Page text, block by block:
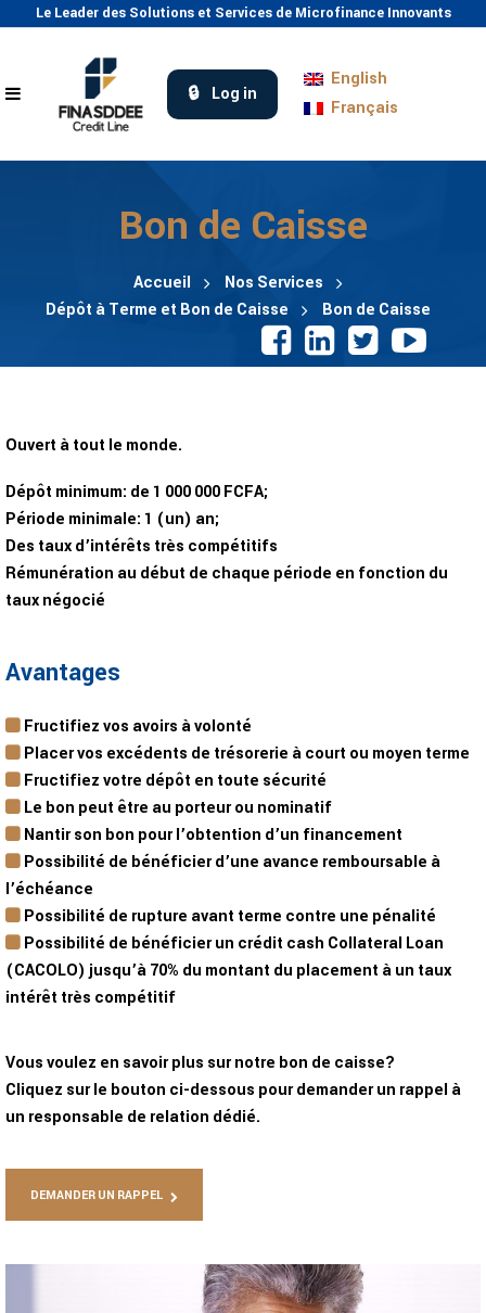
Le Leader des Solutions et Services de Microfinance Innovants
Log in
English
Français
Bon de Caisse
Accueil
Nos Services
Dépôt à Terme et Bon de Caisse
Bon de Caisse
Ouvert à tout le monde.
Dépôt minimum: de 1 000 000 FCFA;
Période minimale: 1 (un) an;
Des taux d’intérêts très compétitifs
Rémunération au début de chaque période en fonction du
taux négocié
Avantages
Fructifiez vos avoirs à volonté
Placer vos excédents de trésorerie à court ou moyen terme
Fructifiez votre dépôt en toute sécurité
Le bon peut être au porteur ou nominatif
Nantir son bon pour l’obtention d’un financement
Possibilité de bénéficier d’une avance remboursable à
l’échéance
Possibilité de rupture avant terme contre une pénalité
Possibilité de bénéficier un crédit cash Collateral Loan
(CACOLO) jusqu’à 70% du montant du placement à un taux
intérêt très compétitif
Vous voulez en savoir plus sur notre bon de caisse?
Cliquez sur le bouton ci-dessous pour demander un rappel à
un responsable de relation dédié.
DEMANDER UN RAPPEL